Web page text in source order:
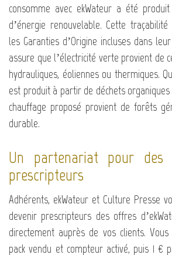
consomme avec ekWateur a été
d’énergie renouvelable. Cette
les Garanties d’Origine incluses dans
assure que l’électricité verte provient de
hydrauliques, éoliennes ou thermiques.
est produit à partir de déchets
chauffage proposé provient de forêts
durable.
Un partenariat pour des
prescripteurs
Adhérents, ekWateur et Culture Presse
devenir prescripteurs des offres
directement auprès de vos clients.
pack vendu et compteur activé, puis 1 €